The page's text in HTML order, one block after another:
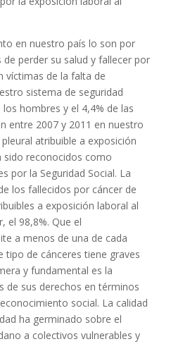
en nuestro país lo son por
perder su salud y fallecer por
víctimas de la falta de
sistema de seguridad
hombres y el 4,4% de las
entre 2007 y 2011 en nuestro
atribuible a exposición
sido reconocidos como
por la Seguridad Social. La
los fallecidos por cáncer de
a exposición laboral al
el 98,8%. Que el
a menos de una de cada
tipo de cánceres tiene graves
y fundamental es la
de sus derechos en términos
social. La calidad
ha germinado sobre el
a colectivos vulnerables y